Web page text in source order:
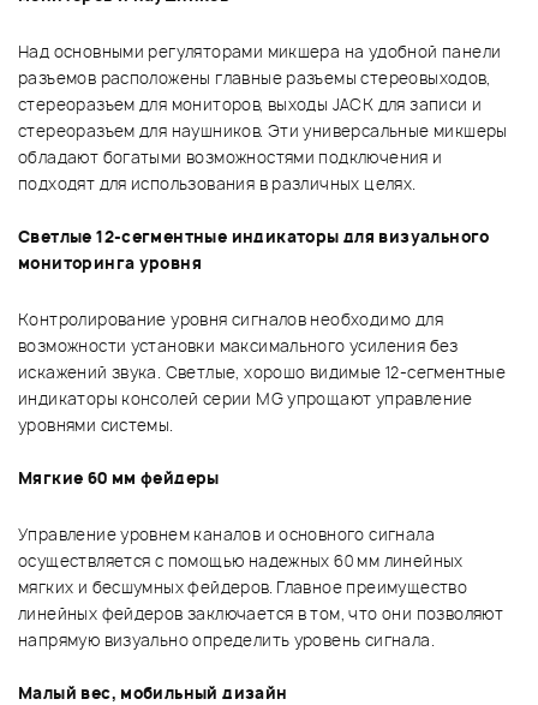
Над основными регуляторами микшера на удобной панели
разъемов расположены главные разъемы стереовыходов,
стереоразъем для мониторов, выходы JACK для записи и
стереоразъем для наушников. Эти универсальные микшеры
обладают богатыми возможностями подключения и
подходят для использования в различных целях.
Светлые 12-сегментные индикаторы для визуального
мониторинга уровня
Контролирование уровня сигналов необходимо для
возможности установки максимального усиления без
искажений звука. Светлые, хорошо видимые 12-сегментные
индикаторы консолей серии MG упрощают управление
уровнями системы.
Мягкие 60 мм фейдеры
Управление уровнем каналов и основного сигнала
осуществляется с помощью надежных 60 мм линейных
мягких и бесшумных фейдеров. Главное преимущество
линейных фейдеров заключается в том, что они позволяют
напрямую визуально определить уровень сигнала.
Малый вес, мобильный дизайн